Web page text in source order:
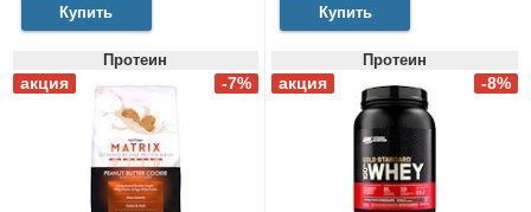
Купить Купить
Протеин Протеин